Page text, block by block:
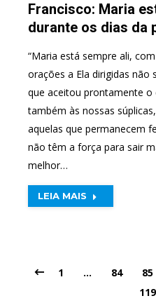
Francisco: Maria
durante os dias da
“Maria está sempre ali,
orações a Ela dirigidas não
que aceitou prontamente
também às nossas
aquelas que permanecem
não têm a força para sair
melhor…
LEIA MAIS
1 … 84 85
119